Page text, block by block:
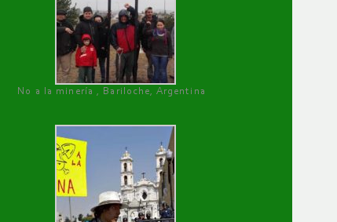
No a la minería , Bariloche, Argentina